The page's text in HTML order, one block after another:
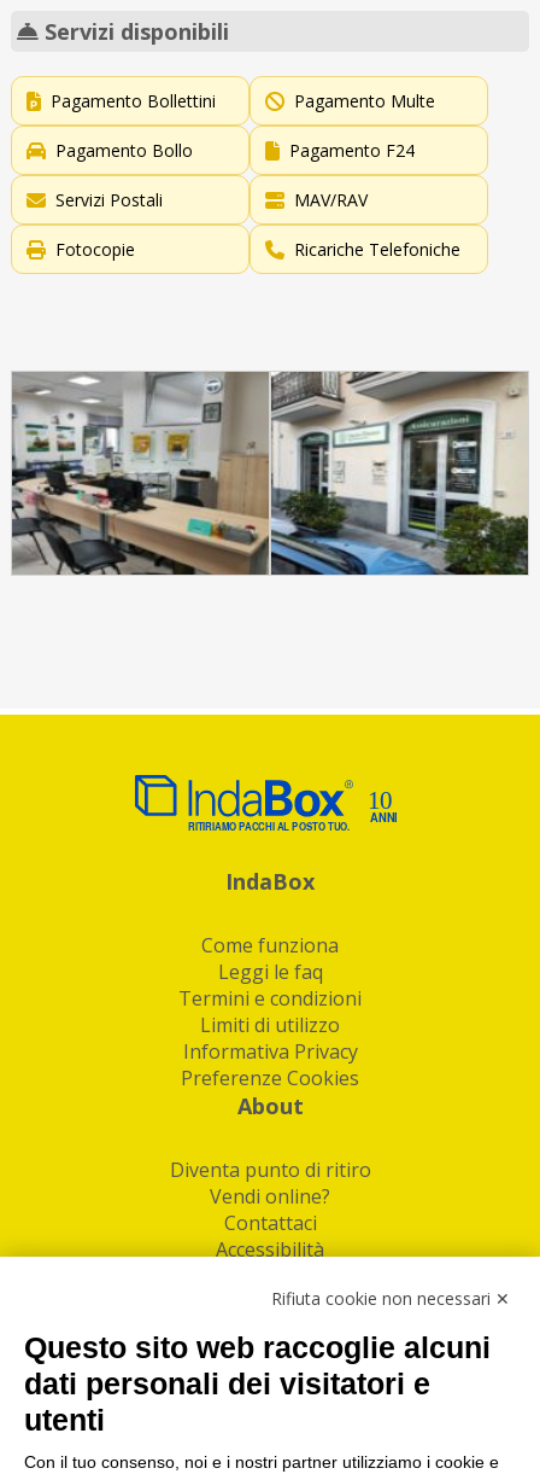
Servizi disponibili
Pagamento Bollettini Pagamento Multe
Pagamento Bollo Pagamento F24
Servizi Postali MAV/RAV
Fotocopie Ricariche Telefoniche
IndaBox
Come funziona
Leggi le faq
Termini e condizioni
Limiti di utilizzo
Informativa Privacy
Preferenze Cookies
About
Diventa punto di ritiro
Vendi online?
Contattaci
Accessibilità
Facebook
Linkedin
I nostri punti di ritiro e spedizione pacchi nelle
maggiori città italiane
Rifiuta cookie non necessari ✕
Questo sito web raccoglie alcuni
dati personali dei visitatori e
utenti
Con il tuo consenso, noi e i nostri partner utilizziamo i cookie e